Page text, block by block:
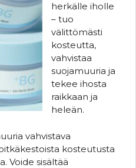
herkälle iholle
– tuo
välittömästi
kosteutta,
vahvistaa
suojamuuria ja
tekee ihosta
raikkaan ja
heleän.
vahvistava
kosteutusta
Voide sisältää